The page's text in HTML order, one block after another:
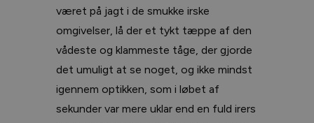
været på jagt i de smukke irske
omgivelser, lå der et tykt tæppe af den
vådeste og klammeste tåge, der gjorde
det umuligt at se noget, og ikke mindst
igennem optikken, som i løbet af
sekunder var mere uklar end en fuld irers